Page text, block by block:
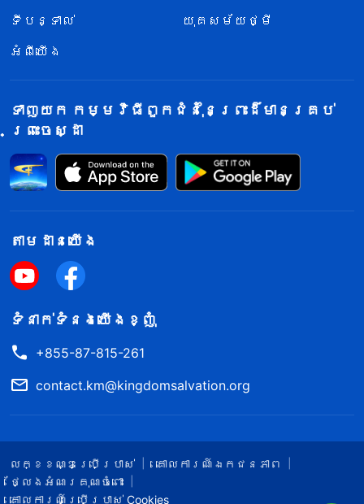
ទីបន្ទាល់
យុគសម័យថ្មី
អំពីយើង
ទាញយក កម្មវិធីពួកជំនុំនៃព្រះដ៏មានគ្រប់
ព្រះចេស្ដា
តាម​ដាន​យើង​
ទំនាក់​ទំនង​យើង​ខ្ញុំ
+855-87-815-261
contact.km@kingdomsalvation.org
លក្ខខណ្ឌ​ប្រើប្រាស់​
គោលការណ៍ឯកជនភាព
ថ្លែងអំណរគុណចំពោះ
គោលការណ៍ប្រើប្រាស់ Cookies